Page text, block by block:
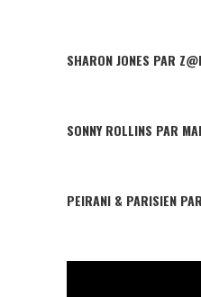
SHARON JONES PAR
SONNY ROLLINS PAR
PEIRANI & PARISIEN